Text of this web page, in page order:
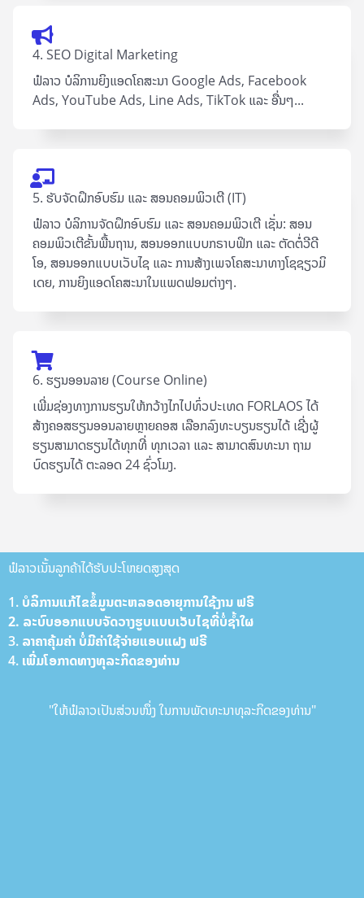
4. SEO Digital Marketing
ຟໍລາວ ບໍລິການຍິງແອດໂຄສະນາ Google Ad​s, Facebook
Ads, YouTube Ads, Line Ads, TikTok ແລະ ອື່ນໆ...
5. ຮັບຈັດຝຶກອົບຮົມ ແລະ ສອນຄອມພິວເຕີ (IT)
ຟໍລາວ ບໍລິການຈັດຝຶກອົບຮົມ ແລະ ສອນຄອມພິວເຕີ ເຊັ່ນ: ສອນ
ຄອມພິວເຕີຂັ້ນພື້ນຖານ, ສອນອອກແບບກຣາບຟິກ ແລະ ຕັດຕໍ່ວີດີ
ໂອ, ສອນອອກແບບເວັບໄຊ ແລະ ການສ້າງເພຈໂຄສະນາທາງໂຊຊຽວມິ
ເດຍ, ການຍິງແອດໂຄສະນາໃນແພດຟອມຕ່າງໆ.
6. ຮຽນອອນລາຍ (Course Online)
ເພີ່ມຊ່ອງທາງການຮຽນໃຫ້ກວ້າງໄກໄປທົ່ວປະເທດ FORLAOS ໄດ້
ສ້າງຄອສຮຽນອອນລາຍຫຼາຍຄອສ ເລືອກລົງທະບຽນຮຽນໄດ້ ເຊີ່ງຜູ້
ຮຽນສາມາດຮຽນໄດ້ທຸກທີ່ ທຸກເວລາ ແລະ ສາມາດສົນທະນາ ຖາມ
ບົດຮຽນໄດ້ ຕະລອດ 24 ຊົ່ວໂມງ.
ຟໍລາວເນັ້ນລູກຄ້າໄດ້ຮັບປະໂຫຍດສູງສຸດ
1. ບໍລິການ​ແກ້​ໄຂ​ຂໍ້​ມູນ​ຕະຫລອດ​ອາ​ຍຸການ​ໃຊ້​ງານ ຟ​ຣີ
2. ລະບົບ​ອອກ​ແບບ​ຈັດ​ວາງ​ຮູບ​ແບບ​ເວັບ​ໄຊທີ່​ບໍ່​ຊ້ຳ​ໃຜ
3. ລາ​ຄາ​ຄຸ້ມ​ຄ່າ ບໍ່​ມີ​ຄ່າ​ໃຊ້​ຈ່າຍ​ແອບ​ແຝງ ຟ​ຣີ
4. ເພີ່ມ​ໂອ​ກາດ​ທາງ​ທຸລະກິດຂອງທ່ານ
"ໃຫ້ຟໍລາວເປັນສ່ວນໜຶ່ງ ໃນການພັດທະນາທຸລະກິດຂອງທ່ານ"